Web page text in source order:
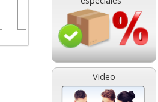
Video
1,08 con Iva